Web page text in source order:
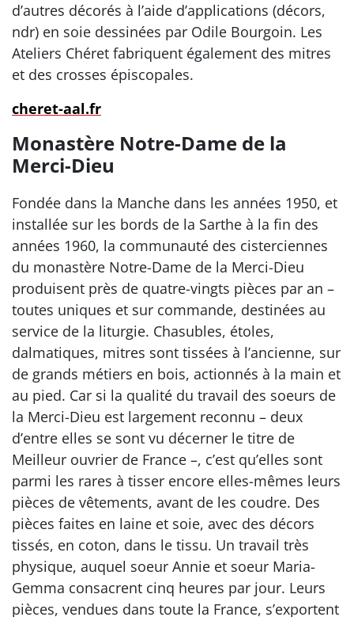
d’autres décorés à l’aide d’applications (décors,
ndr) en soie dessinées par Odile Bourgoin. Les
Ateliers Chéret fabriquent également des mitres
et des crosses épiscopales.
cheret-aal.fr
Monastère Notre-Dame de la
Merci-Dieu
Fondée dans la Manche dans les années 1950, et
installée sur les bords de la Sarthe à la fin des
années 1960, la communauté des cisterciennes
du monastère Notre-Dame de la Merci-Dieu
produisent près de quatre-vingts pièces par an –
toutes uniques et sur commande, destinées au
service de la liturgie. Chasubles, étoles,
dalmatiques, mitres sont tissées à l’ancienne, sur
de grands métiers en bois, actionnés à la main et
au pied. Car si la qualité du travail des soeurs de
la Merci-Dieu est largement reconnu – deux
d’entre elles se sont vu décerner le titre de
Meilleur ouvrier de France –, c’est qu’elles sont
parmi les rares à tisser encore elles-mêmes leurs
pièces de vêtements, avant de les coudre. Des
pièces faites en laine et soie, avec des décors
tissés, en coton, dans le tissu. Un travail très
physique, auquel soeur Annie et soeur Maria-
Gemma consacrent cinq heures par jour. Leurs
pièces, vendues dans toute la France, s’exportent